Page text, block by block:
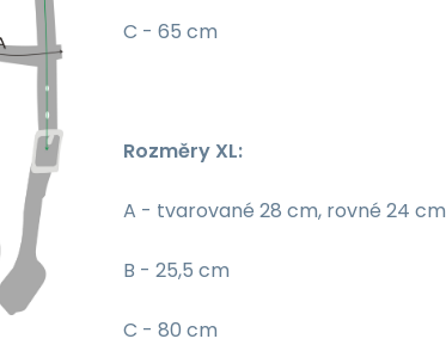
C - 65 cm
Rozměry XL:
A - tvarované 28 cm, rovné 24 cm
B - 25,5 cm
C - 80 cm